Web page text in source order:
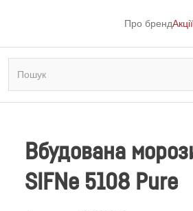
Про бренд
Вбудована
SIFNe 5108 Pure